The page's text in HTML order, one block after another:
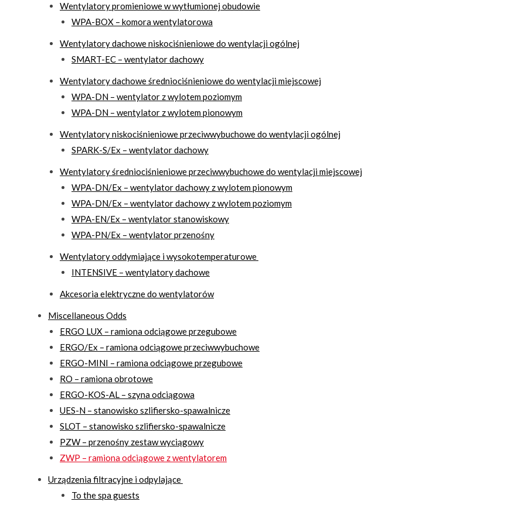
Wentylatory promieniowe w wytłumionej obudowie
WPA-BOX – komora wentylatorowa
Wentylatory dachowe niskociśnieniowe do wentylacji ogólnej
SMART-EC – wentylator dachowy
Wentylatory dachowe średniociśnieniowe do wentylacji miejscowej
WPA-DN – wentylator z wylotem poziomym
WPA-DN – wentylator z wylotem pionowym
Wentylatory niskociśnieniowe przeciwwybuchowe do wentylacji ogólnej
SPARK-S/Ex – wentylator dachowy
Wentylatory średniociśnieniowe przeciwwybuchowe do wentylacji miejscowej
WPA-DN/Ex – wentylator dachowy z wylotem pionowym
WPA-DN/Ex – wentylator dachowy z wylotem poziomym
WPA-EN/Ex – wentylator stanowiskowy
WPA-PN/Ex – wentylator przenośny
Wentylatory oddymiające i wysokotemperaturowe
INTENSIVE – wentylatory dachowe
Akcesoria elektryczne do wentylatorów
Miscellaneous Odds
ERGO LUX – ramiona odciągowe przegubowe
ERGO/Ex – ramiona odciągowe przeciwwybuchowe
ERGO-MINI – ramiona odciągowe przegubowe
RO – ramiona obrotowe
ERGO-KOS-AL – szyna odciągowa
UES-N – stanowisko szlifiersko-spawalnicze
SLOT – stanowisko szlifiersko-spawalnicze
PZW – przenośny zestaw wyciągowy
ZWP – ramiona odciągowe z wentylatorem
Urządzenia filtracyjne i odpylające
To the spa guests